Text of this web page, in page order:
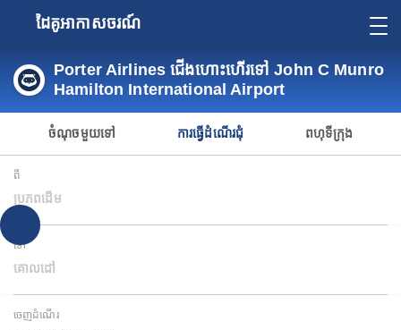
ដៃគូអាកាសចរណ៍
Porter Airlines ជើងហោះហើរទៅ John C Munro
Hamilton International Airport
ចំណុចមួយទៅ ការធ្វើដំណើរជុំ ពហុទីក្រុង
ពី
ប្រភពដើម
ទៅ
គោលដៅ
ចេញដំណើរ